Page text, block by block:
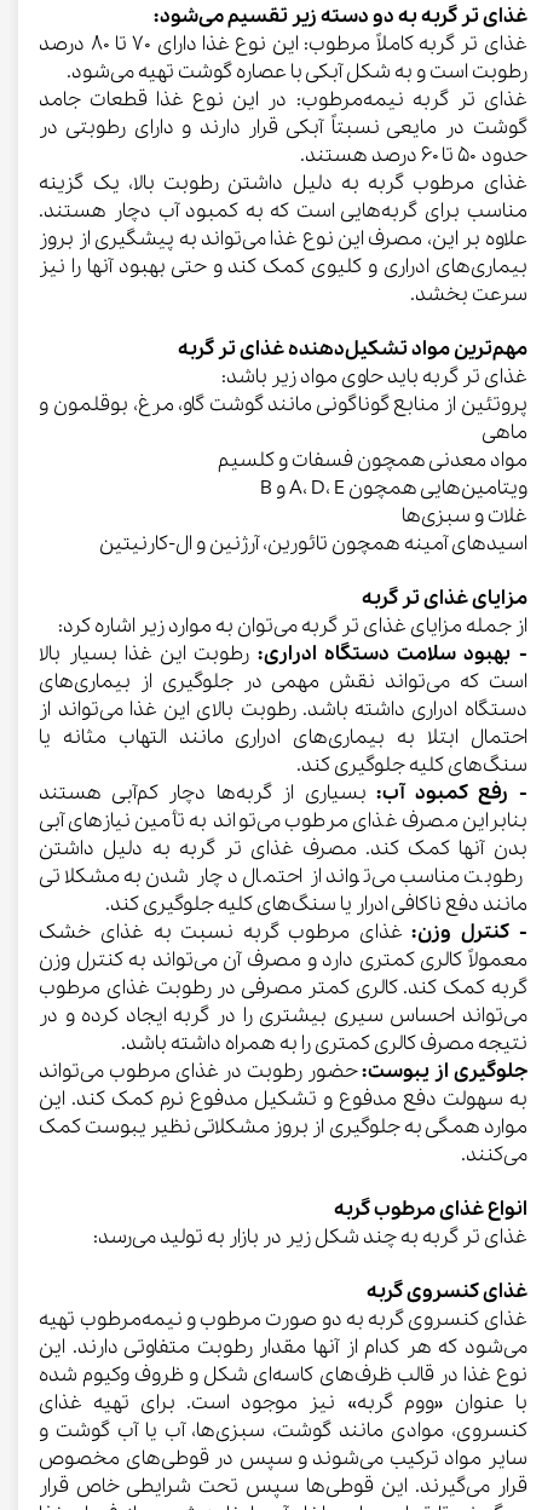
غذای تر گربه به دو دسته زیر تقسیم می‌شود:
غذای تر گربه کاملاً مرطوب: این نوع غذا دارای ۷۰ تا ۸۰ درصد
رطوبت است و به شکل آبکی با عصاره گوشت تهیه می‌شود.
غذای تر گربه نیمه‌مرطوب: در این نوع غذا قطعات جامد
گوشت در مایعی نسبتاً آبکی قرار دارند و دارای رطوبتی در
حدود ۵۰ تا ۶۰ درصد هستند.
غذای مرطوب گربه به دلیل داشتن رطوبت بالا، یک گزینه
مناسب برای گربه‌هایی است که به کمبود آب دچار هستند.
علاوه بر این، مصرف این نوع غذا می‌تواند به پیشگیری از بروز
بیماری‌های ادراری و کلیوی کمک کند و حتی بهبود آنها را نیز
سرعت بخشد.
مهم‌ترین مواد تشکیل‌دهنده غذای تر گربه
غذای تر گربه باید حاوی مواد زیر باشد:
پروتئین از منابع گوناگونی مانند گوشت گاو، مرغ، بوقلمون و
ماهی
مواد معدنی همچون فسفات و کلسیم
ویتامین‌هایی همچون A، D، E و B
غلات و سبزی‌ها
اسیدهای آمینه همچون تائورین، آرژنین و ال-کارنیتین
مزایای غذای تر گربه
از جمله مزایای غذای تر گربه می‌توان به موارد زیر اشاره کرد:
- بهبود سلامت دستگاه ادراری: رطوبت این غذا بسیار بالا
است که می‌تواند نقش مهمی در جلوگیری از بیماری‌های
دستگاه ادراری داشته باشد. رطوبت بالای این غذا می‌تواند از
احتمال ابتلا به بیماری‌های ادراری مانند التهاب مثانه یا
سنگ‌های کلیه جلوگیری کند.
- رفع کمبود آب:بسیاری از گربه‌ها دچار کم‌آبی هستند
بنابراین مصرف غذای مرطوب می‌تواند به تأمین نیازهای آبی
بدن آنها کمک کند. مصرف غذای تر گربه به دلیل داشتن
رطوبت مناسب می‌تواند از احتمال دچار شدن به مشکلاتی
مانند دفع ناکافی ادرار یا سنگ‌های کلیه جلوگیری کند.
- کنترل وزن:غذای مرطوب گربه نسبت به غذای خشک
معمولاً کالری کمتری دارد و مصرف آن می‌تواند به کنترل وزن
گربه کمک کند. کالری کمتر مصرفی در رطوبت غذای مرطوب
می‌تواند احساس سیری بیشتری را در گربه ایجاد کرده و در
نتیجه مصرف کالری کمتری را به همراه داشته باشد.
جلوگیری از یبوست:حضور رطوبت در غذای مرطوب می‌تواند
به سهولت دفع مدفوع و تشکیل مدفوع نرم کمک کند. این
موارد همگی به جلوگیری از بروز مشکلاتی نظیر یبوست کمک
می‌کنند.
انواع غذای مرطوب گربه
غذای تر گربه به چند شکل زیر در بازار به تولید می‌رسد:
غذای کنسروی گربه
غذای کنسروی گربه به دو صورت مرطوب و نیمه‌مرطوب تهیه
می‌شود که هر کدام از آنها مقدار رطوبت متفاوتی دارند. این
نوع غذا در قالب ظرف‌های کاسه‌ای شکل و ظروف وکیوم شده
با عنوان «ووم گربه» نیز موجود است. برای تهیه غذای
کنسروی، موادی مانند گوشت، سبزی‌ها، آب یا آب گوشت و
سایر مواد ترکیب می‌شوند و سپس در قوطی‌های مخصوص
قرار می‌گیرند. این قوطی‌ها سپس تحت شرایطی خاص قرار